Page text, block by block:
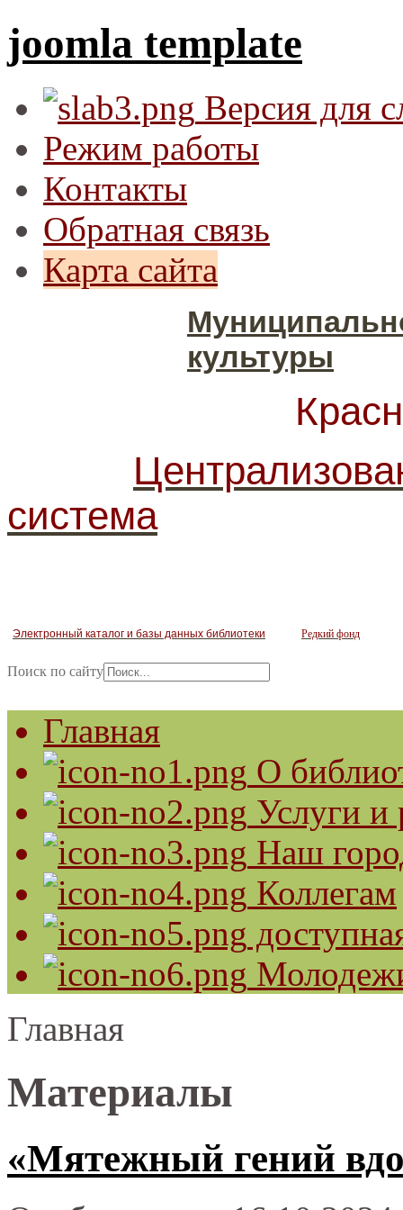
joomla template
Версия для
Режим работы
Контакты
Обратная связь
Карта сайта
культуры
система
Электронный каталог и базы данных библиотеки Редкий фонд
Поиск по сайту
Главная
О
Услуги и
Наш
Коллегам
Главная
Материалы
«Мятежный гений